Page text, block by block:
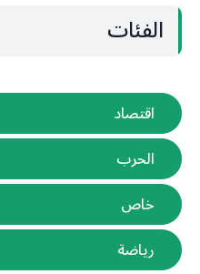
الفئات
اقتصاد
الحرب
خاص
رياضة